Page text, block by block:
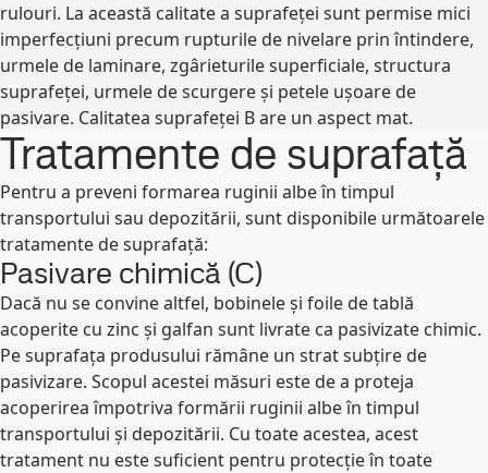
rulouri. La această calitate a suprafeței sunt permise mici
imperfecțiuni precum rupturile de nivelare prin întindere,
urmele de laminare, zgârieturile superficiale, structura
suprafeței, urmele de scurgere și petele ușoare de
pasivare. Calitatea suprafeței B are un aspect mat.
Tratamente de suprafață
Pentru a preveni formarea ruginii albe în timpul
transportului sau depozitării, sunt disponibile următoarele
tratamente de suprafață:
Pasivare chimică (C)
Dacă nu se convine altfel, bobinele și foile de tablă
acoperite cu zinc și galfan sunt livrate ca pasivizate chimic.
Pe suprafața produsului rămâne un strat subțire de
pasivizare. Scopul acestei măsuri este de a proteja
acoperirea împotriva formării ruginii albe în timpul
transportului și depozitării. Cu toate acestea, acest
tratament nu este suficient pentru protecție în toate